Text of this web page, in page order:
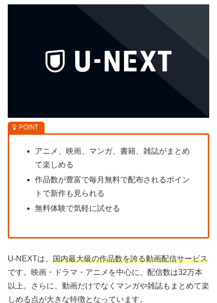
アニメ、映画、マンガ、書籍、雑誌がまとめ
て楽しめる
作品数が豊富で毎月無料で配布されるポイン
トで新作も見られる
無料体験で気軽に試せる
U-NEXTは、 国内最大級の作品数を誇る動画配信サービス
です。映画・ドラマ・アニメを中心に、配信数は32万本
以上。さらに、動画だけでなくマンガや雑誌もまとめて楽
しめる点が大きな特徴となっています。